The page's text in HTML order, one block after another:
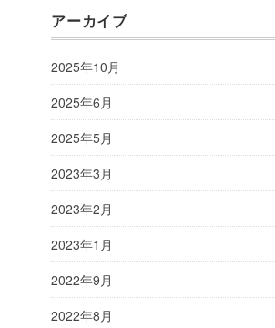
アーカイブ
2025年10月
2025年6月
2025年5月
2023年3月
2023年2月
2023年1月
2022年9月
2022年8月